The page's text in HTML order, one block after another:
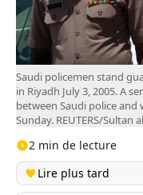
Saudi policemen stand
in Riyadh July 3, 2005. A
between Saudi police and
Sunday. REUTERS/Sultan
2 min de lecture
Lire plus tard